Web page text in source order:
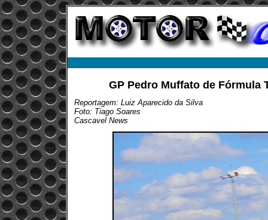
GP Pedro Muffato de Fórmula
Reportagem: Luiz Aparecido da Silva
Foto: Tiago Soares
Cascavel News